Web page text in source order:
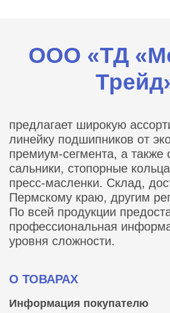
ООО «ТД
предлагает широкую
линейку подшипников от
премиум-сегмента, а также
сальники, стопорные
пресс-масленки. Склад,
Пермскому краю, другим
По всей продукции
профессиональная
уровня сложности.
О ТОВАРАХ
Информация покупателю